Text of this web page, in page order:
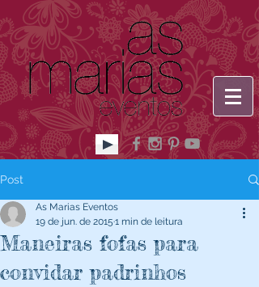
Post
Maneiras fofas para
convidar padrinhos
As Marias Eventos
19 de jun. de 2015 1 min de leitura